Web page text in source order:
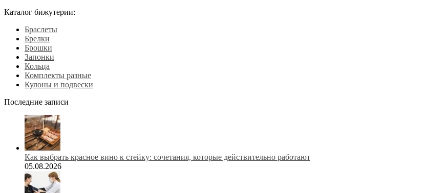
Каталог бижутерии:
Браслеты
Брелки
Брошки
Запонки
Кольца
Комплекты разные
Кулоны и подвески
Последние записи
Как выбрать красное вино к стейку: сочетания, которые действительно работают
05.08.2026